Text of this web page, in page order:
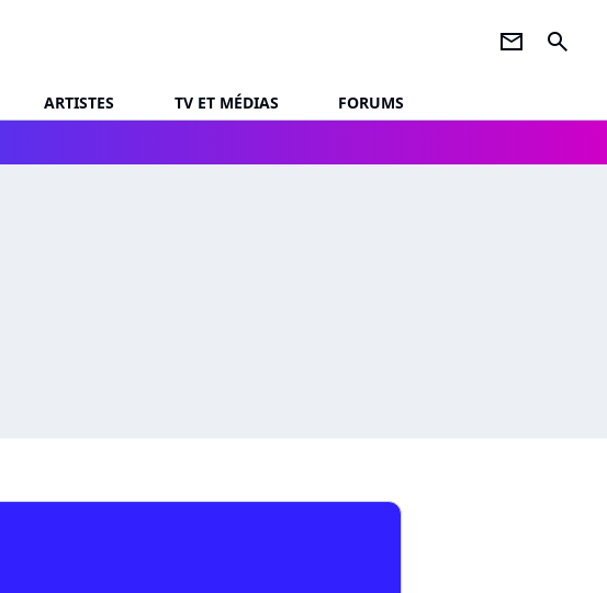
newsletter search
ARTISTES TV ET MÉDIAS
FORUMS